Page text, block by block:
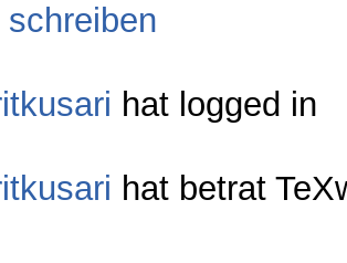
schreiben
hat logged in
hat betrat